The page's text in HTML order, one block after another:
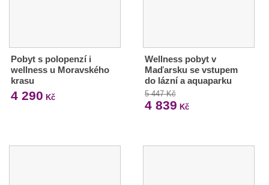
Pobyt s polopenzí i
wellness u Moravského
krasu
4 290 Kč
Wellness pobyt v
Maďarsku se vstupem
do lázní a aquaparku
5 447 Kč
4 839 Kč